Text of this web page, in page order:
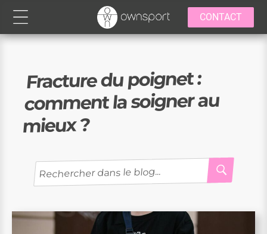
CONTACT
Fracture du poignet :
comment la soigner au
mieux ?
Recherche
pour